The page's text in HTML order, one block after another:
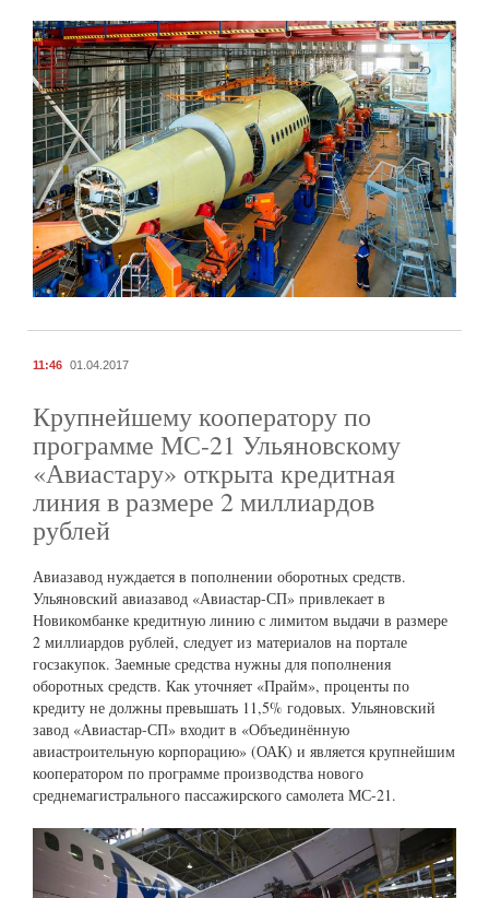
11:46 01.04.2017
Крупнейшему кооператору по
программе МС-21 Ульяновскому
«Авиастару» открыта кредитная
линия в размере 2 миллиардов
рублей
Авиазавод нуждается в пополнении оборотных средств.
Ульяновский авиазавод «Авиастар-СП» привлекает в
Новикомбанке кредитную линию с лимитом выдачи в размере
2 миллиардов рублей, следует из материалов на портале
госзакупок. Заемные средства нужны для пополнения
оборотных средств. Как уточняет «Прайм», проценты по
кредиту не должны превышать 11,5% годовых. Ульяновский
завод «Авиастар-СП» входит в «Объединённую
авиастроительную корпорацию» (ОАК) и является крупнейшим
кооператором по программе производства нового
среднемагистрального пассажирского самолета МС-21.